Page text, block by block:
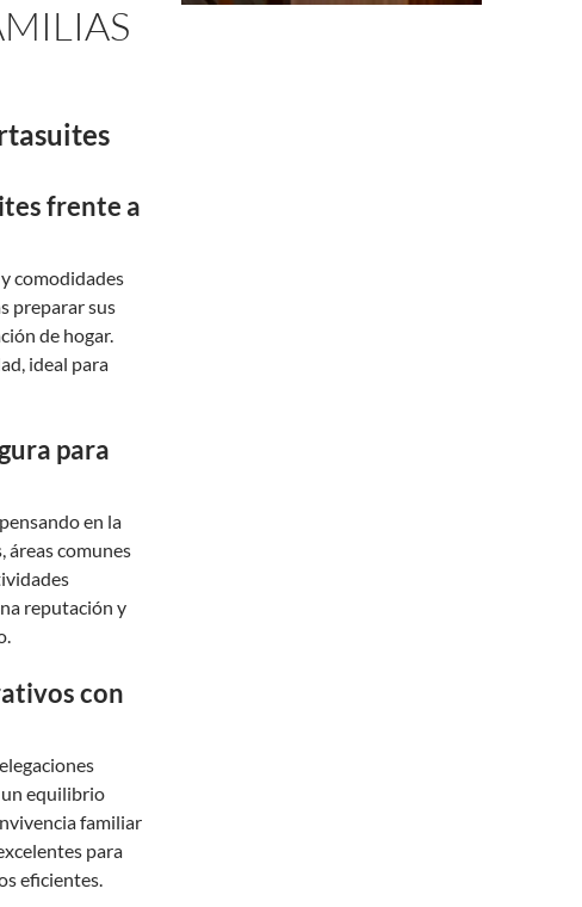
frente a
comodidades
preparar sus
de hogar.
ideal para
para
en la
comunes
reputación y
con
un equilibrio
familiar
para
eficientes.